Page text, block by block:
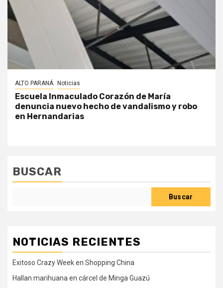
ALTO PARANÁ Noticias
Escuela Inmaculado Corazón de María
denuncia nuevo hecho de vandalismo y robo
en Hernandarias
BUSCAR
Buscar
NOTICIAS RECIENTES
Exitoso Crazy Week en Shopping China
Hallan marihuana en cárcel de Minga Guazú